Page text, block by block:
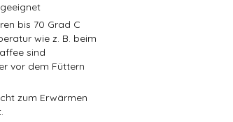
bis 70 Grad C
wie z. B. beim
sind
vor dem Füttern
zum Erwärmen